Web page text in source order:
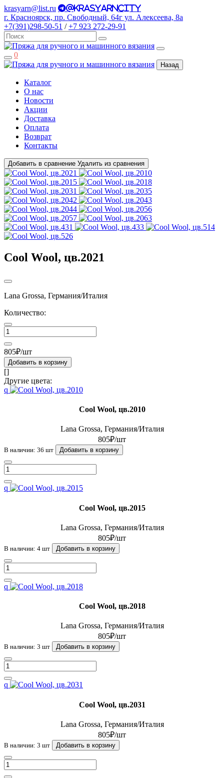
krasyarn@list.ru @krasyarncity
г. Красноярск, пр. Свободный, 64г ул. Алексеева, 8а
+7(391)298-50-51 / +7 923 272-29-91
0
Назад
Каталог
О нас
Новости
Акции
Доставка
Оплата
Возврат
Контакты
Добавить в сравнение Удалить из сравнения
Cool Wool, цв.2021
Lana Grossa, Германия/Италия
Количество:
805₽/шт
Добавить в корзину
[]
Другие цвета:
q
Cool Wool, цв.2010
Lana Grossa, Германия/Италия
805₽/шт
В наличии: 36 шт Добавить в корзину
q
Cool Wool, цв.2015
Lana Grossa, Германия/Италия
805₽/шт
В наличии: 4 шт Добавить в корзину
q
Cool Wool, цв.2018
Lana Grossa, Германия/Италия
805₽/шт
В наличии: 3 шт Добавить в корзину
q
Cool Wool, цв.2031
Lana Grossa, Германия/Италия
805₽/шт
В наличии: 3 шт Добавить в корзину